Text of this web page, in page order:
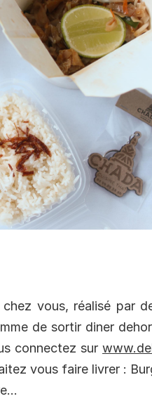
vous, réalisé par
de sortir diner
connectez sur
vous faire livrer :